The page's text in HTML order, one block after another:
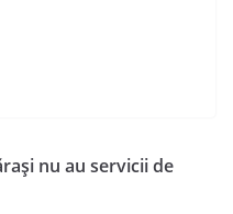
nu au servicii de